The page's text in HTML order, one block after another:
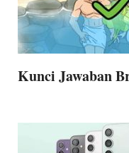
Kunci Jawaban